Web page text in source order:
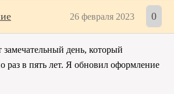
26 февраля 2023 0
замечательный день, который
раз в пять лет. Я обновил оформление